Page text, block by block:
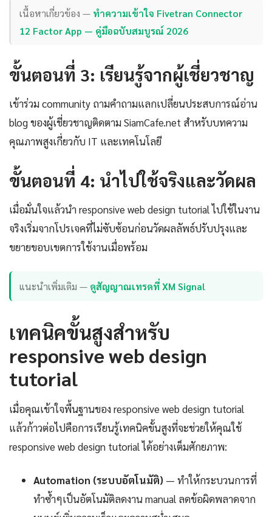
เนื้อหาเกี่ยวข้อง — ทำความเข้าใจ Fivetran Connector
12 Factor App — คู่มือฉบับสมบูรณ์ 2026
ขั้นตอนที่ 3: เรียนรู้จากผู้เชี่ยวชาญ
เข้าร่วม community ถามคำถามแลกเปลี่ยนประสบการณ์อ่าน
blog ของผู้เชี่ยวชาญติดตาม SiamCafe.net สำหรับบทความ
คุณภาพสูงเกี่ยวกับ IT และเทคโนโลยี
ขั้นตอนที่ 4: นำไปใช้จริงและวัดผล
เมื่อมั่นใจแล้วนำ responsive web design tutorial ไปใช้ในงาน
จริงเริ่มจากโปรเจคที่ไม่ซับซ้อนก่อนวัดผลลัพธ์ปรับปรุงและ
ขยายขอบเขตการใช้งานเมื่อพร้อม
แนะนำเพิ่มเติม — ดูสัญญาณเทรดที่ XM Signal
เทคนิคขั้นสูงสำหรับ
responsive web design
tutorial
เมื่อคุณเข้าใจพื้นฐานของ responsive web design tutorial
แล้วก้าวต่อไปคือการเรียนรู้เทคนิคขั้นสูงที่จะช่วยให้คุณใช้
responsive web design tutorial ได้อย่างเต็มศักยภาพ:
Automation (ระบบอัตโนมัติ) — ทำให้กระบวนการที่
ทำซ้ำๆเป็นอัตโนมัติลดงาน manual ลดข้อผิดพลาดจาก